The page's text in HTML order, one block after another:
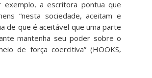
exemplo, a escritora pontua que
“nesta sociedade, aceitam e
de que é aceitável que uma parte
mantenha seu poder sobre o
de força coercitiva” (HOOKS,